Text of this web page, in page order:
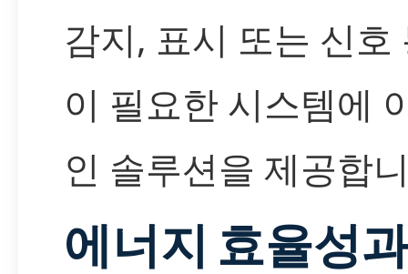
감지, 표시 또는 신호
이 필요한 시스템에
인 솔루션을 제공합
에너지 효율성